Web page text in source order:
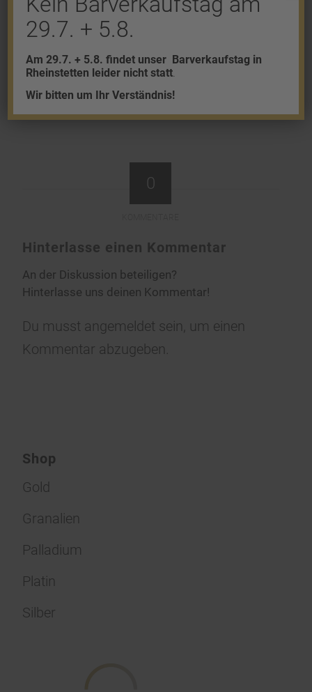
0
Hinterlasse einen Kommentar
An der Diskussion beteiligen?
Hinterlasse uns deinen Kommentar!
Du musst angemeldet sein, um einen
Kommentar abzugeben.
Shop
Gold
Granalien
Palladium
Platin
Silber
29.7. + 5.8.
Am 29.7. + 5.8. findet unser Barverkaufstag in
Rheinstetten leider nicht statt
Wir bitten um Ihr Verständnis!